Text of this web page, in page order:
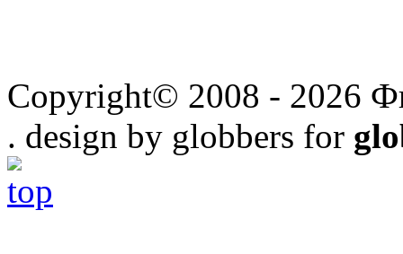
Copyright© 2008 - 2026
. design by globbers for